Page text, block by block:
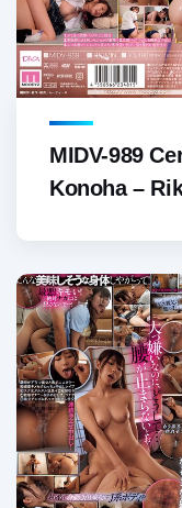
MIDV-989
Konoha –